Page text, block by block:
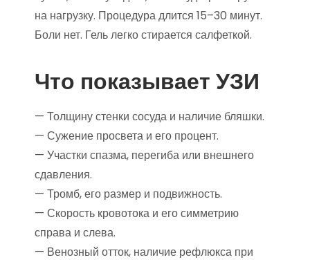
на нагрузку. Процедура длится 15–30 минут.
Боли нет. Гель легко стирается салфеткой.
Что показывает УЗИ
— Толщину стенки сосуда и наличие бляшки.
— Сужение просвета и его процент.
— Участки спазма, перегиба или внешнего
сдавления.
— Тромб, его размер и подвижность.
— Скорость кровотока и его симметрию
справа и слева.
— Венозный отток, наличие рефлюкса при